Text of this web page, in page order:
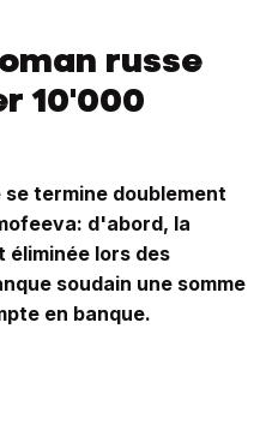
russe
10'000
termine doublement
d'abord, la
éliminée lors des
soudain une somme
en banque.